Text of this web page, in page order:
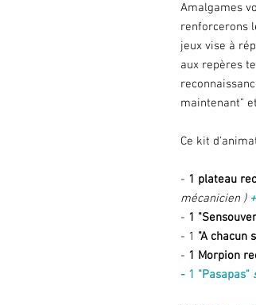
Amalgames
renforcerons
jeux vise à
aux repères
maintenant"
Ce kit
- 1 plateau
mécanicien )
- 1
- 1 "A chacun
- 1 Morpion
- 1 "Pasapas"